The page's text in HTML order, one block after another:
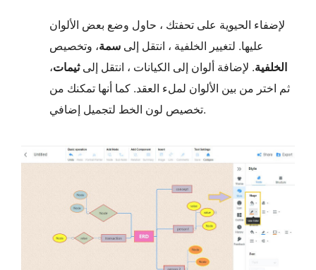
لإضفاء الحيوية على تحفتك ، حاول وضع بعض الألوان
عليها. لتغيير الخلفية ، انتقل إلى سمة، وتخصيص
الخلفية. لإضافة ألوان إلى الكيانات ، انتقل إلىثيمات،
ثم اختر من بين الألوان لملء العقد. كما أنها تمكنك من
تخصيص لون الخط لتجميل إضافي.